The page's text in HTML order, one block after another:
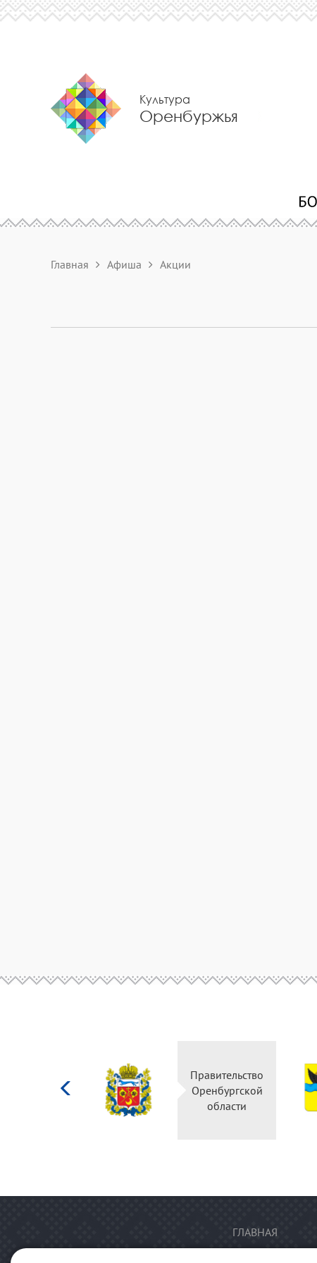
Культура
Оренбуржья
Главная Афиша Акции
Правительство
Оренбургской
области
ГЛАВНАЯ